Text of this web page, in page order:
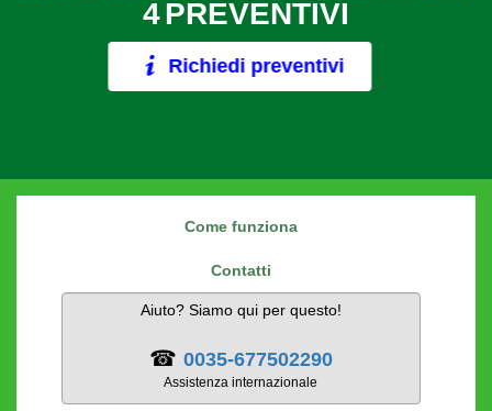
4 PREVENTIVI
Richiedi preventivi
Come funziona
Contatti
Aiuto? Siamo qui per questo!
☎ 0035-677502290
Assistenza internazionale